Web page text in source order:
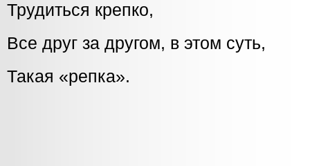
Трудиться крепко,
Все друг за другом, в этом суть,
Такая «репка».